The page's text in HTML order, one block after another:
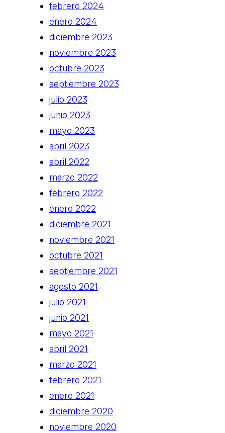
febrero 2024
enero 2024
diciembre 2023
noviembre 2023
octubre 2023
septiembre 2023
julio 2023
junio 2023
mayo 2023
abril 2023
abril 2022
marzo 2022
febrero 2022
enero 2022
diciembre 2021
noviembre 2021
octubre 2021
septiembre 2021
agosto 2021
julio 2021
junio 2021
mayo 2021
abril 2021
marzo 2021
febrero 2021
enero 2021
diciembre 2020
noviembre 2020